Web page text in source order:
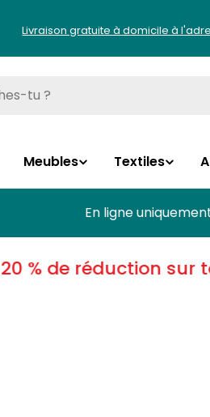
Livraison gratuite à domicile à
Meubles Textiles
En ligne
20 % de réduction sur